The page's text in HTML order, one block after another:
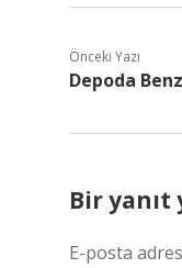
Önceki Yazı
Depoda
Bir yanıt
E-posta